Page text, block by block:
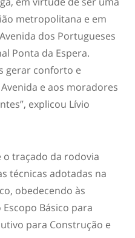
metropolitana e em
dos Portugueses
Ponta da Espera.
gerar conforto e
e aos moradores
explicou Lívio
traçado da rodovia
técnicas adotadas na
obedecendo às
Básico para
para Construção e